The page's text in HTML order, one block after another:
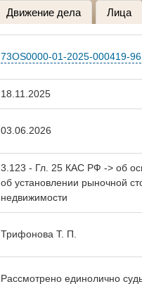
Движение дела Лица
73OS0000-01-2025-000419-96
18.11.2025
03.06.2026
3.123 - Гл. 25 КАС РФ -> об
об установлении рыночной
недвижимости
Трифонова Т. П.
Рассмотрено единолично